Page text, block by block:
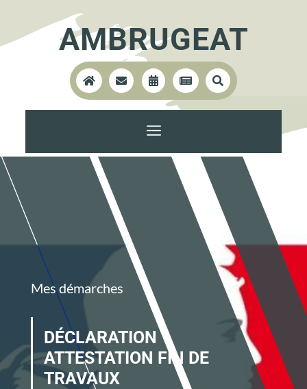
AMBRUGEAT
    
a
Mes démarches
DÉCLARATION
ATTESTATION FIN DE
TRAVAUX